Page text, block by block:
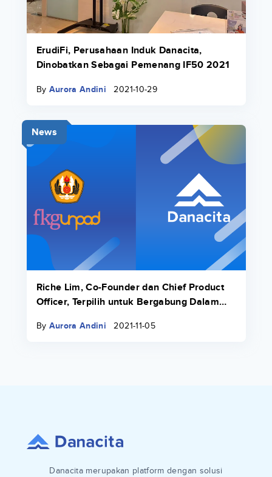
ErudiFi, Perusahaan Induk Danacita,
Dinobatkan Sebagai Pemenang IF50 2021
By Aurora Andini 2021-10-29
News
Riche Lim, Co-Founder dan Chief Product
Officer, Terpilih untuk Bergabung Dalam
By Aurora Andini 2021-11-05
Danacita merupakan platform dengan solusi